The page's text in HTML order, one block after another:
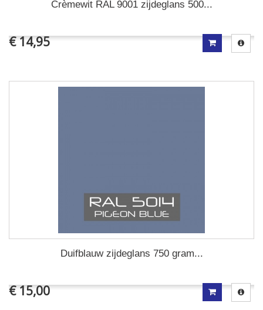
Crèmewit RAL 9001 zijdeglans 500...
€ 14,95
Duifblauw zijdeglans 750 gram...
€ 15,00